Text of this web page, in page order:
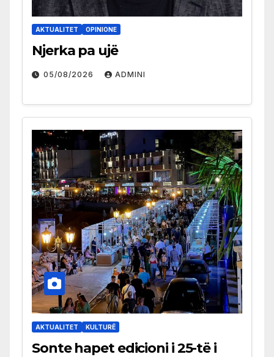
AKTUALITET OPINIONE
Njerka pa ujë
05/08/2026 ADMINI
AKTUALITET KULTURË
Sonte hapet edicioni i 25-të i